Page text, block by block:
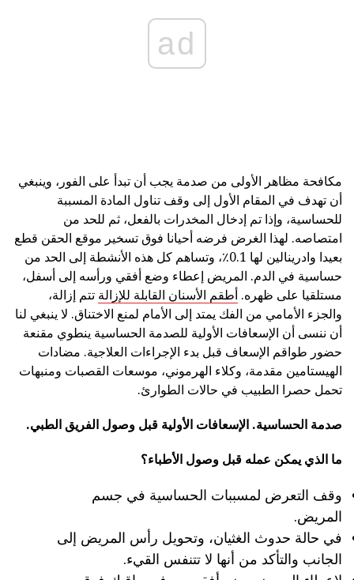
ad
مكافحة مظاهر الأولى من صدمة يجب أن تبدأ على الفور، وينبغي
أن تهدف في المقام الأول إلى وقف تناول المادة المسببة
للحساسية، وإذا تم إدخال المخدرات بالفعل، ثم للحد من
امتصاصه. لهذا الغرض فرضه أحيانا فوق تسخير موقع الحقن قطع
بعيدا وادرينالين لها 0.1٪، وتساهم كل هذه الأنشطة إلى الحد من
حساسية في الدم. المريض إعطاء وضع أفقي ورأسه إلى أسفل،
مستلقيا على ظهره. أطقم الأسنان القابلة للإزالة تتم إزالة،
والجزء الأمامي من الفك يمتد إلى الأمام لمنع الاختناق. لا ينبغي لنا
أن ننسى أن الإسعافات الأولية للصدمة الحساسية ينطوي مقنعة
حضور طواقم الإسعاف قبل بدء الإجراءات العلاجية. مضادات
الهيستامين مقدمة، وكلاء الهرموني، موسعات القصبات ومنبهات
تحمل حصرا الطبيب في حالات الطوارئ.
صدمة الحساسية. الإسعافات الأولية قبل وصول الفريق الطبي.
ما الذي يمكن عمله قبل وصول الأطباء؟
وقف التعرض لمسببات الحساسية في جسم
المريض.
في حالة حدوث الغثيان، وتحويل رأس المريض إلى
الجانب والتأكد من أنها لا تتنفس القيء.